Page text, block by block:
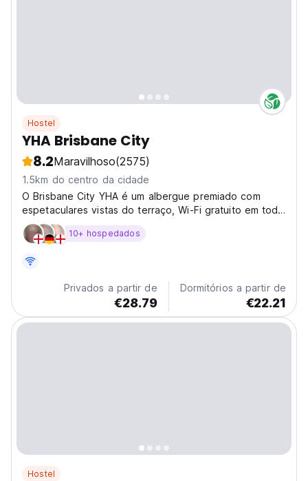
Hostel
YHA Brisbane City
8.2Maravilhoso(2575)
1.5km do centro da cidade
O Brisbane City YHA é um albergue premiado com
espetaculares vistas do terraço, Wi-Fi gratuito em toda
a propriedade e a 10 minutos a pé do Centro de
Transporte de Brisbane.
10+ hospedados
Privados a partir de
€28.79
Dormitórios a partir de
€22.21
Hostel